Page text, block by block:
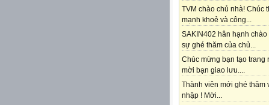
TVM chào chủ nhà! Chúc
mạnh khoẻ và công...
SAKIN402 hân hạnh chào
sự ghé thăm của chủ...
Chúc mừng bạn tạo trang
mời bạn giao lưu....
Thành viên mới ghé thăm
nhập ! Mời...